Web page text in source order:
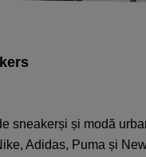
sneakerși și modă
Adidas, Puma și